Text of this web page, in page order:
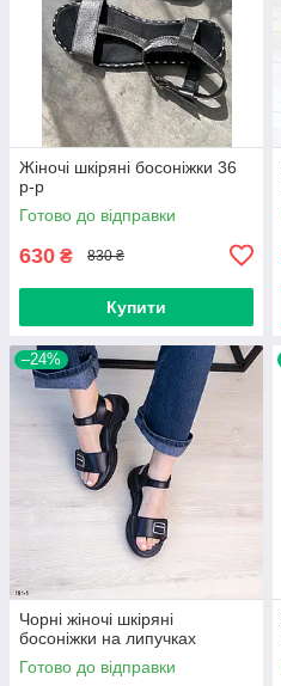
Жіночі шкіряні босоніжки 36
р-р
Готово до відправки
630 ₴ 830 ₴
Купити
–24%
Чорні жіночі шкіряні
босоніжки на липучках
Готово до відправки